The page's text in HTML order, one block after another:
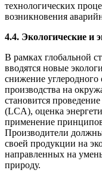
технологических
возникновения
4.4. Экологические и
В рамках глобальной
вводятся новые
снижение
производства на
становится
(LCA), оценка
применение
Производители
своей продукции на
направленных на
природу.